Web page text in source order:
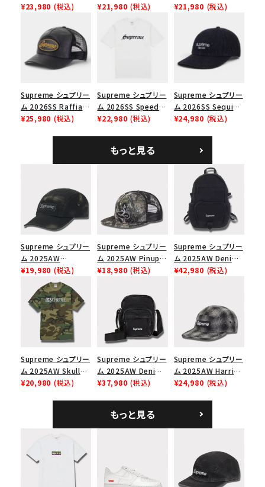
価格から探す
円 ～
円
在庫のない商品を表示する
絞り込んで検索する
Chino Twill Camp
ノツイル キャンプキャ
ップ ブラック
¥23,980 (税込)
Tee スピードTシャツ
¥21,980 (税込)
Box Tee スモールボ
¥21,980 (税込)
Supreme シュプリー
ム 2026SS Raffia
Mesh Back 5-Panel
¥25,980 (税込)
Supreme シュプリー
ム 2026SS Speed
Tee スピードTシャツ
¥22,980 (税込)
Supreme シュプリー
ム 2026SS Sequin
Denim Classic
シックロゴ 6パネルキ
ャップ ブラック
¥24,980 (税込)
もっと見る
Supreme シュプリー
ム 2025AW
Overdyed Camp
Cap オーバーダイド
キャンプキャップ ブ
ラック
¥19,980 (税込)
Supreme シュプリー
ム 2025AW Pinup
Mesh Back 5-Panel
ュバック 5パネルキャ
ップ トゥルーティン
バーHTC フォールカ
¥18,980 (税込)
Supreme シュプリー
ム 2025AW Denim
Backpack デニム バ
¥42,980 (税込)
Supreme シュプリー
ム 2025AW Skull
Tee スカル Tシャ
¥20,980 (税込)
Supreme シュプリー
ム 2025AW Denim
Shoulder Bag デニ
¥37,980 (税込)
Supreme シュプリー
ム 2025AW Harris
Tweed Camp Cap
¥24,980 (税込)
もっと見る